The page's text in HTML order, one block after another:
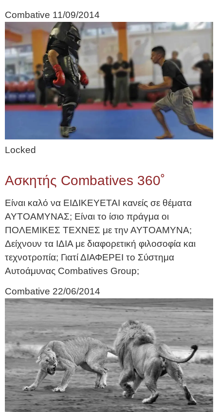
Combative 11/09/2014
Locked
Ασκητής Combatives 360˚
Είναι καλό να ΕΙΔΙΚΕΥΕΤΑΙ κανείς σε θέματα
ΑΥΤΟΑΜΥΝΑΣ; Είναι το ίσιο πράγμα οι
ΠΟΛΕΜΙΚΕΣ ΤΕΧΝΕΣ με την ΑΥΤΟΑΜΥΝΑ;
Δείχνουν τα ΙΔΙΑ με διαφορετική φιλοσοφία και
τεχνοτροπία; Γιατί ΔΙΑΦΕΡΕΙ το Σύστημα
Αυτοάμυνας Combatives Group;
Combative 22/06/2014